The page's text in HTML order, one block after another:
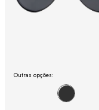
Outras opções: